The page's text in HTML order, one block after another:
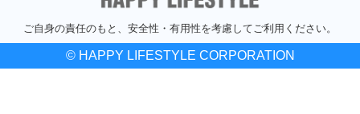
ご自身の責任のもと、安全性・有用性を考慮してご利用ください。
© HAPPY LIFESTYLE CORPORATION